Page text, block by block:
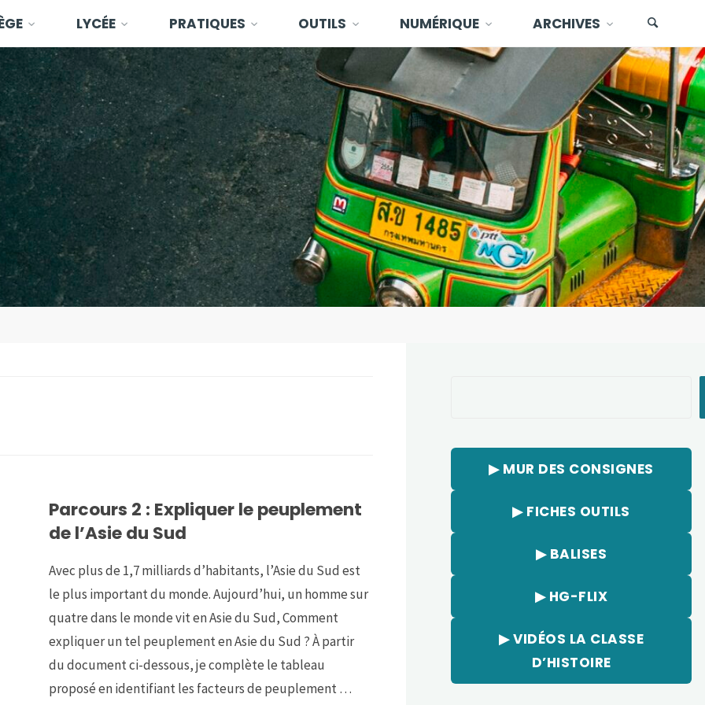
LYCÉE PRATIQUES OUTILS NUMÉRIQUE ARCHIVES
Parcours 2 : Expliquer le peuplement
de l’Asie du Sud
Avec plus de 1,7 milliards d’habitants, l’Asie du Sud est
le plus important du monde. Aujourd’hui, un homme sur
quatre dans le monde vit en Asie du Sud, Comment
expliquer un tel peuplement en Asie du Sud ? À partir
du document ci-dessous, je complète le tableau
proposé en identifiant les facteurs de peuplement …
▶︎ MUR DES CONSIGNES
▶︎ FICHES OUTILS
▶︎ BALISES
▶︎ HG-FLIX
▶︎ VIDÉOS LA CLASSE
D’HISTOIRE